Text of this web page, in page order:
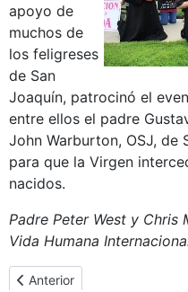
apoyo de
muchos de
los feligreses
de San
Joaquín, patrocinó el
entre ellos el padre
John Warburton, OSJ, de
para que la Virgen
nacidos.
Padre Peter West y Chris
Vida Humana
Artículo anterior: Iglesia
Anterior